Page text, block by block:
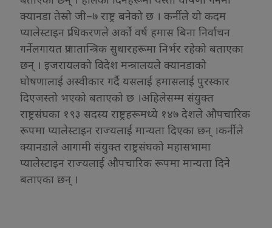
क्यानडा तेस्रो जी–७ राष्ट्र बनेको छ । कर्नीले यो कदम
प्यालेस्टाइन प्राधिकरणले अर्को वर्ष हमास बिना निर्वाचन
गर्नेलगायत प्रजातान्त्रिक सुधारहरूमा निर्भर रहेको बताएका
छन् । इजरायलको विदेश मन्त्रालयले क्यानडाको
घोषणालाई अस्वीकार गर्दै यसलाई हमासलाई पुरस्कार
दिएजस्तो भएको बताएको छ ।अहिलेसम्म संयुक्त
राष्ट्रसंघका १९३ सदस्य राष्ट्रहरूमध्ये १४७ देशले औपचारिक
रूपमा प्यालेस्टाइन राज्यलाई मान्यता दिएका छन् ।कर्नीले
क्यानडाले आगामी संयुक्त राष्ट्रसंघको महासभामा
प्यालेस्टाइन राज्यलाई औपचारिक रूपमा मान्यता दिने
बताएका छन् ।